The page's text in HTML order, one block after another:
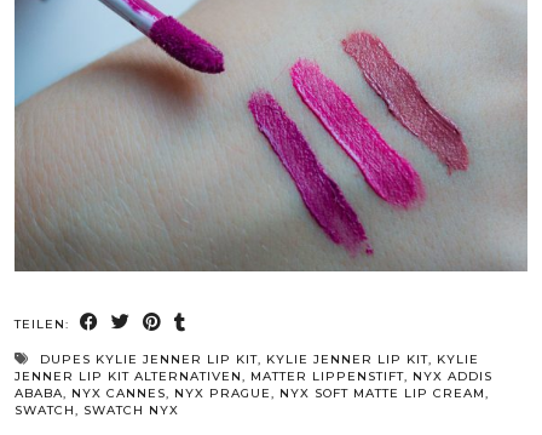
TEILEN:
DUPES KYLIE JENNER LIP KIT, KYLIE JENNER LIP KIT, KYLIE
JENNER LIP KIT ALTERNATIVEN, MATTER LIPPENSTIFT, NYX ADDIS
ABABA, NYX CANNES, NYX PRAGUE, NYX SOFT MATTE LIP CREAM,
SWATCH, SWATCH NYX